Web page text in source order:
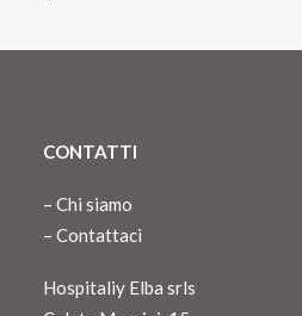
CONTATTI
– Chi siamo
– Contattaci
Hospitaliy Elba srls